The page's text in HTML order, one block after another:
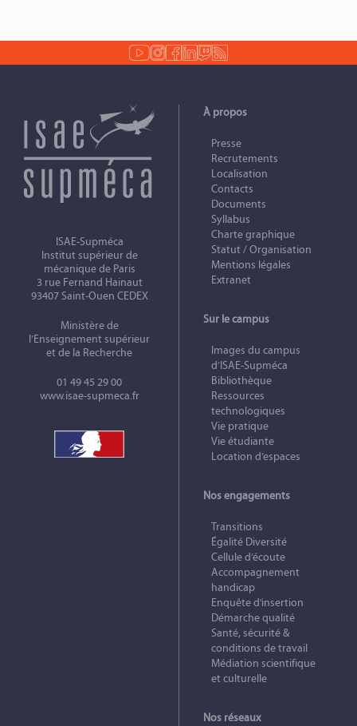
ISAE-Supméca
Institut supérieur de
mécanique de Paris
3 rue Fernand Hainaut
93407 Saint-Ouen CEDEX
Ministère de
l’Enseignement supérieur
et de la Recherche
01 49 45 29 00
www.isae-supmeca.fr
À propos
Presse
Recrutements
Localisation
Contacts
Documents
Syllabus
Charte graphique
Statut / Organisation
Mentions légales
Extranet
Sur le campus
Images du campus
d’ISAE-Supméca
Bibliothèque
Ressources
technologiques
Vie pratique
Vie étudiante
Location d’espaces
Nos engagements
Transitions
Égalité Diversité
Cellule d’écoute
Accompagnement
handicap
Enquête d’insertion
Démarche qualité
Santé, sécurité &
conditions de travail
Médiation scientifique
et culturelle
Nos réseaux